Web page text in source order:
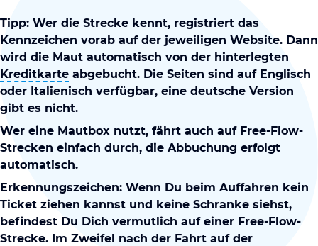
Tipp: Wer die Strecke kennt, registriert das
Kennzeichen vorab auf der jeweiligen Website. Dann
wird die Maut automatisch von der hinterlegten
Kreditkarte abgebucht. Die Seiten sind auf Englisch
oder Italienisch verfügbar, eine deutsche Version
gibt es nicht.
Wer eine Mautbox nutzt, fährt auch auf Free-Flow-
Strecken einfach durch, die Abbuchung erfolgt
automatisch.
Erkennungszeichen: Wenn Du beim Auffahren kein
Ticket ziehen kannst und keine Schranke siehst,
befindest Du Dich vermutlich auf einer Free-Flow-
Strecke. Im Zweifel nach der Fahrt auf der